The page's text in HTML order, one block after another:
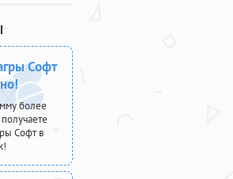
Софт
более
Софт в